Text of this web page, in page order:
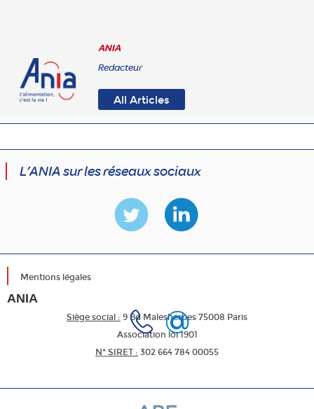
ANIA
Redacteur
All Articles
L’ANIA sur les réseaux sociaux
Mentions légales
ANIA
Siège social : 9 Bd Malesherbes 75008 Paris
Association loi 1901
N* SIRET : 302 664 784 00055